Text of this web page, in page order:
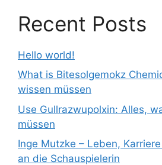
Recent Posts
Hello world!
What is Bitesolgemokz
wissen müssen
Use Gullrazwupolxin: Alles,
müssen
Inge Mutzke – Leben,
an die Schauspielerin